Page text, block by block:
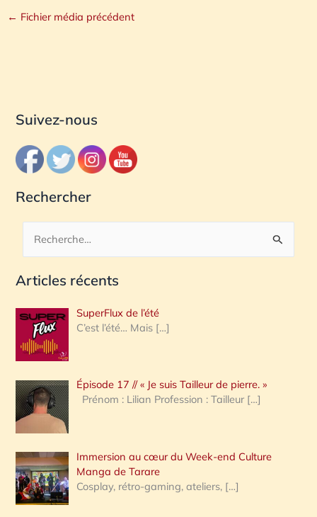
← Fichier média précédent
Suivez-nous
Rechercher
c
e
r
c
h
e
:
Articles récents
SuperFlux de l’été
C’est l’été… Mais […]
Épisode 17 // « Je suis Tailleur de pierre. »
Prénom : Lilian Profession : Tailleur […]
Immersion au cœur du Week-end Culture
Manga de Tarare
Cosplay, rétro-gaming, ateliers, […]